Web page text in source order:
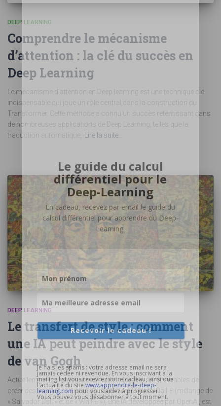
DEEP LEARNING
Comprendre le mécanisme
d’attention : la clé du succès en
Deep Learning
Le mécanisme d’attention en Deep learning est une technique clé
indispensable qui joue un rôle central dans la construction du
Transformer. Cette méthode a connu un succès retentissant dans
de nombreuses applications de Deep Learning, telles que la
traduction automatique,
Lire la suite…
DEEP LEARNING
Le transfert de style : comment
une IA peut peindre avec le style
de van Gogh
Actuellement les Intelligences Artificielles (IA) sont capables de
créer des images réalistes de manière bluffante. Dall-E (mélange de
« Salvador Dali » et de « Wall-E »), une IA développée par OpenAI, est
Le guide du calcul
différentiel pour le
Deep-Learning
En cadeau, recevez par email le guide du
calcul différentiel pour apprendre du Deep-
Learning.
Recevoir le cadeau !
Je hais les spams : votre adresse email ne sera
jamais cédée ni revendue. En vous inscrivant à la
mailing list vous recevrez votre cadeau, ainsi que
l'actualité du site www.apprendre-le-deep-
learning.com pour vous aidez à progresser.
Vous pouvez vous désabonner à tout moment.